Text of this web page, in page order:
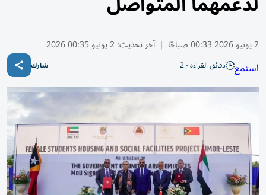
2 يونيو 2026 00:33 صباحًا | آخر تحديث:2 يونيو 00:35 2026
استمع دقائق القراءة - 2 شارك